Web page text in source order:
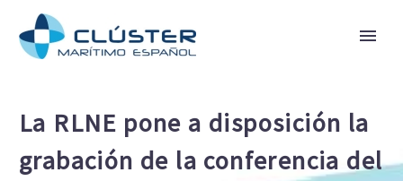
La RLNE pone a disposición la
grabación de la conferencia del